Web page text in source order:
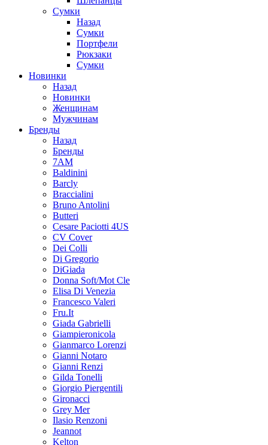
Сумки
Назад
Сумки
Портфели
Рюкзаки
Сумки
Новинки
Назад
Новинки
Женщинам
Мужчинам
Бренды
Назад
Бренды
7AM
Baldinini
Barcly
Braccialini
Bruno Antolini
Butteri
Cesare Paciotti 4US
CV Cover
Dei Colli
Di Gregorio
DiGiada
Donna Soft/Mot Cle
Elisa Di Venezia
Francesco Valeri
Fru.It
Giada Gabrielli
Giampieronicola
Gianmarco Lorenzi
Gianni Notaro
Gianni Renzi
Gilda Tonelli
Giorgio Piergentili
Gironacci
Grey Mer
Ilasio Renzoni
Jeannot
Kelton